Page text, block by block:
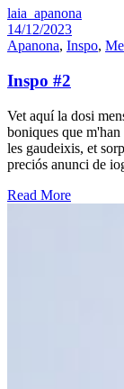
laia_apanona
14/12/2023
Apanona, Inspo,
Inspo #2
Vet aquí la dosi
boniques que
les gaudeixis, et
preciós anunci de
Read More